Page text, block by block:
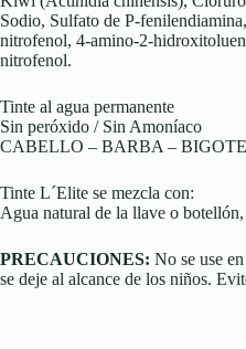
Sodio, Sulfato de P-
nitrofenol, 4-amino-2-
nitrofenol.
Tinte al agua permanente
Sin peróxido / Sin Amoníaco
CABELLO – BARBA – BIGOTE
Tinte L´Elite se mezcla con:
Agua natural de la llave o
PRECAUCIONES: No se use
se deje al alcance de los niños.